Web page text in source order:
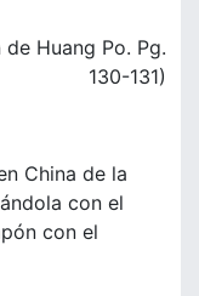
Huang Po. Pg.
130-131)
China de la
con el
con el